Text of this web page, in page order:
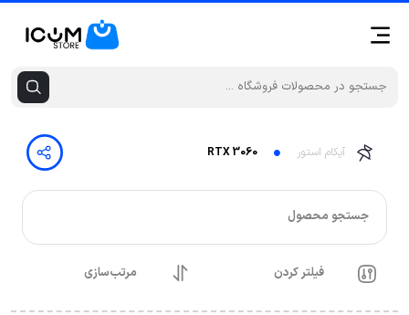
آیکام استور RTX 3060
جستجو محصول
فیلتر کردن مرتب‌سازی